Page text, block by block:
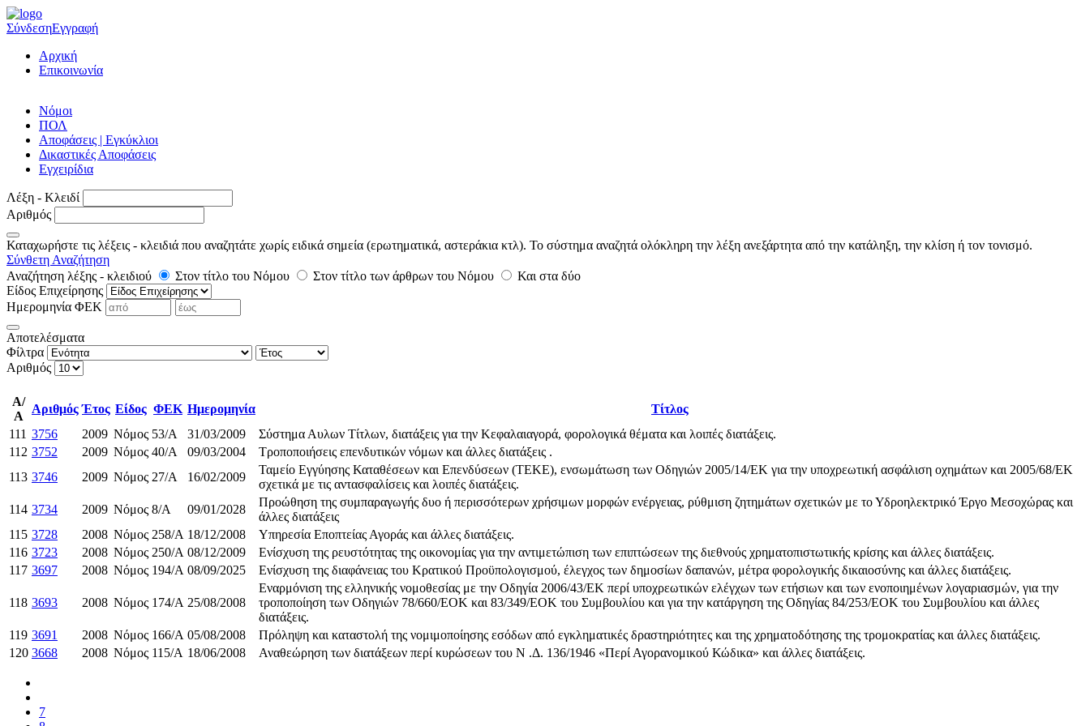
ΣύνδεσηΕγγραφή
Αρχική
Επικοινωνία
Νόμοι
ΠΟΛ
Αποφάσεις | Εγκύκλιοι
Δικαστικές Αποφάσεις
Εγχειρίδια
Λέξη - Κλειδί
Αριθμός
Καταχωρήστε τις λέξεις - κλειδιά που αναζητάτε χωρίς ειδικά σημεία (ερωτηματικά, αστεράκια κτλ). Το σύστημα αναζητά ολόκληρη την λέξη ανεξάρτητα από την κατάληξη, την κλίση ή τον τονισμό.
Σύνθετη Αναζήτηση
Αναζήτηση λέξης - κλειδιού
Στον τίτλο του Νόμου Στον τίτλο των άρθρων του Νόμου
Και στα δύο
Είδος Επιχείρησης
Ημερομηνία ΦΕΚ
Αποτελέσματα
Φίλτρα
Αριθμός
Α/
Α
Αριθμός Έτος Είδος ΦΕΚ Ημερομηνία
Τίτλος
111 3756 2009 Νόμος 53/Α 31/03/2009
Σύστημα Αυλων Τίτλων, διατάξεις για την Κεφαλαιαγορά, φορολογικά θέματα και λοιπές διατάξεις.
112 3752 2009 Νόμος 40/Α 09/03/2004
Τροποποιήσεις επενδυτικών νόμων και άλλες διατάξεις .
113 3746 2009 Νόμος 27/Α 16/02/2009
Ταμείο Εγγύησης Καταθέσεων και Επενδύσεων (ΤΕΚΕ), ενσωμάτωση των Οδηγιών 2005/14/ΕΚ για την υποχρεωτική ασφάλιση οχημάτων και 2005/68/ΕΚ
σχετικά με τις αντασφαλίσεις και λοιπές διατάξεις.
114 3734 2009 Νόμος 8/Α 09/01/2028
Προώθηση της συμπαραγωγής δυο ή περισσότερων χρήσιμων μορφών ενέργειας, ρύθμιση ζητημάτων σχετικών με το Υδροηλεκτρικό Έργο Μεσοχώρας και
άλλες διατάξεις
115 3728 2008 Νόμος 258/A 18/12/2008
Υπηρεσία Εποπτείας Αγοράς και άλλες διατάξεις.
116 3723 2008 Νόμος 250/Α 08/12/2009
Ενίσχυση της ρευστότητας της οικονομίας για την αντιμετώπιση των επιπτώσεων της διεθνούς χρηματοπιστωτικής κρίσης και άλλες διατάξεις.
117 3697 2008 Νόμος 194/Α 08/09/2025 Ενίσχυση της διαφάνειας του Κρατικού Προϋπολογισμού, έλεγχος των δημοσίων δαπανών, μέτρα φορολογικής δικαιοσύνης και άλλες διατάξεις.
118 3693 2008 Νόμος 174/Α 25/08/2008
Εναρμόνιση της ελληνικής νομοθεσίας με την Οδηγία 2006/43/ΕΚ περί υποχρεωτικών ελέγχων των ετήσιων και των ενοποιημένων λογαριασμών, για την
τροποποίηση των Οδηγιών 78/660/ΕΟΚ και 83/349/ΕΟΚ του Συμβουλίου και για την κατάργηση της Οδηγίας 84/253/ΕΟΚ του Συμβουλίου και άλλες
διατάξεις.
119 3691 2008 Νόμος 166/Α 05/08/2008
Πρόληψη και καταστολή της νομιμοποίησης εσόδων από εγκληματικές δραστηριότητες και της χρηματοδότησης της τρομοκρατίας και άλλες διατάξεις.
120 3668 2008 Νόμος 115/Α 18/06/2008 Αναθεώρηση των διατάξεων περί κυρώσεων του N .Δ. 136/1946 «Περί Αγορανομικού Κώδικα» και άλλες διατάξεις.
7